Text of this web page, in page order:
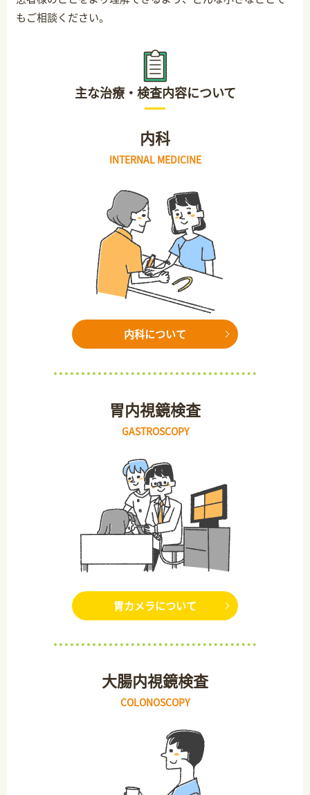
もご相談ください。
主な治療・検査内容について
内科
INTERNAL MEDICINE
内科について
胃内視鏡検査
GASTROSCOPY
胃カメラについて
大腸内視鏡検査
COLONOSCOPY